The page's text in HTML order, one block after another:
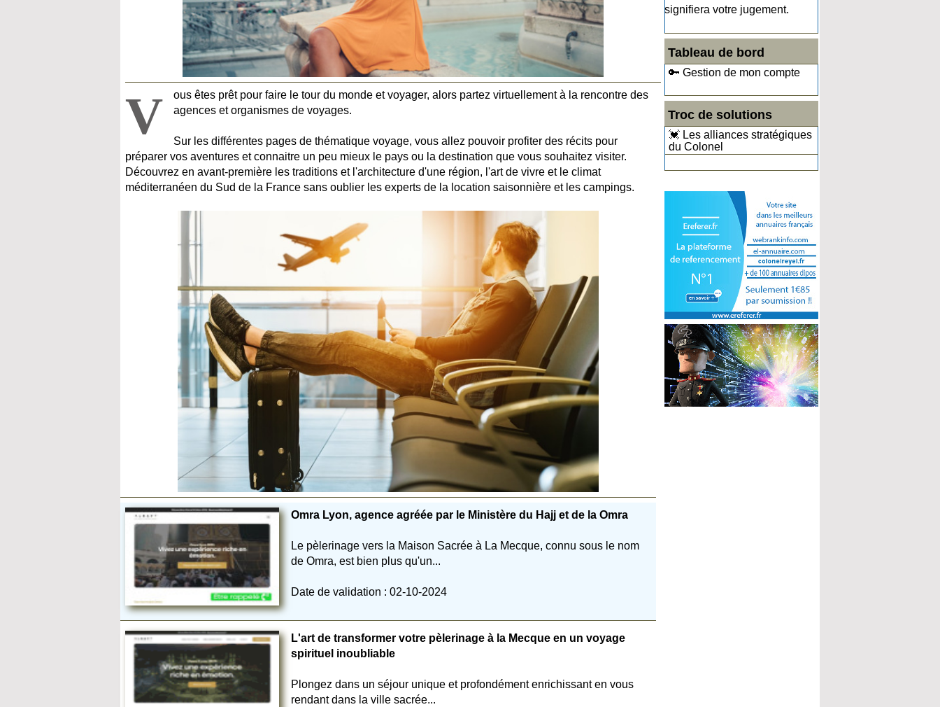
signifiera votre jugement.
Tableau de bord
🔑 Gestion de mon compte
Troc de solutions
💓 Les alliances stratégiques
du Colonel
V
ous êtes prêt pour faire le tour du monde et voyager, alors partez virtuellement à la rencontre des
agences et organismes de voyages.
Sur les différentes pages de thématique voyage, vous allez pouvoir profiter des récits pour
préparer vos aventures et connaitre un peu mieux le pays ou la destination que vous souhaitez visiter.
Découvrez en avant-première les traditions et l'architecture d'une région, l'art de vivre et le climat
méditerranéen du Sud de la France sans oublier les experts de la location saisonnière et les campings.
Omra Lyon, agence agréée par le Ministère du Hajj et de la Omra
Le pèlerinage vers la Maison Sacrée à La Mecque, connu sous le nom
de Omra, est bien plus qu'un...
Date de validation : 02-10-2024
L'art de transformer votre pèlerinage à la Mecque en un voyage
spirituel inoubliable
Plongez dans un séjour unique et profondément enrichissant en vous
rendant dans la ville sacrée...